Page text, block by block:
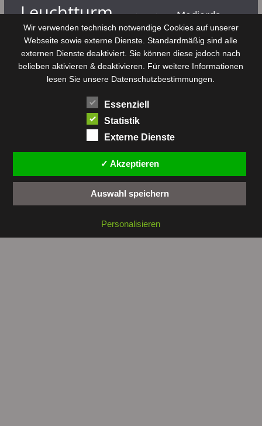
Leuchtturm Mahdia Majerda Medjerda
Monastir Médenine Nabeul Nouvelair Punier
Rundfunk Römer Salzsee Sebkha
Sfax Sidi Bou Said Souk El Arba Sousse
Stadt Tabarka Telekommunikation
Zaghouan
Wir verwenden technisch notwendige Cookies auf unserer
Webseite sowie externe Dienste. Standardmäßig sind alle
externen Dienste deaktiviert. Sie können diese jedoch nach
belieben aktivieren & deaktivieren. Für weitere Informationen
lesen Sie unsere Datenschutzbestimmungen.
Essenziell
Statistik
Externe Dienste
✓ Akzeptieren
Auswahl speichern
Personalisieren